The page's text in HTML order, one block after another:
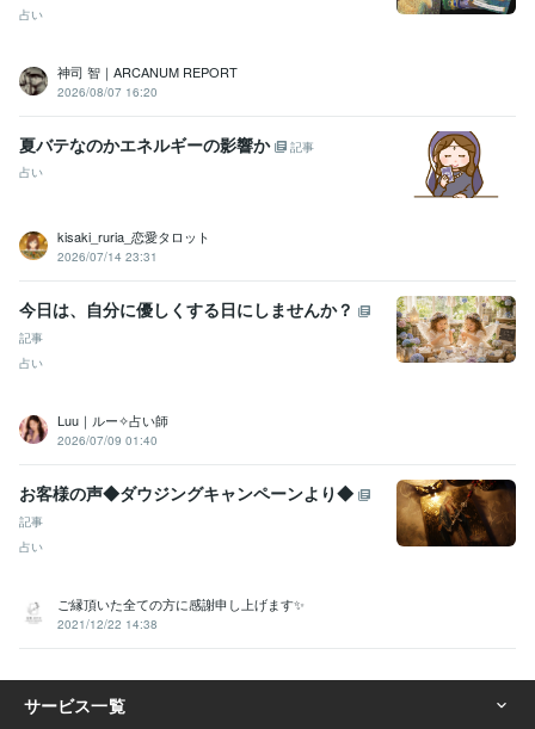
占い
神司 智｜ARCANUM REPORT
2026/08/07 16:20
夏バテなのかエネルギーの影響か
記事
占い
kisaki_ruria_恋愛タロット
2026/07/14 23:31
今日は、自分に優しくする日にしませんか？
記事
占い
Luu｜ルー✧占い師
2026/07/09 01:40
お客様の声◆ダウジングキャンペーンより◆
記事
占い
ご縁頂いた全ての方に感謝申し上げます✨
2021/12/22 14:38